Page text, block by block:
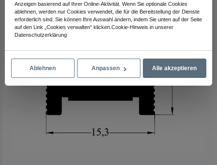
Anzeigen basierend auf Ihrer Online-Aktivität. Wenn Sie optionale Cookies
ablehnen, werden nur Cookies verwendet, die für die Bereitstellung der Dienste
erforderlich sind. Sie können Ihre Auswahl ändern, indem Sie unten auf der Seite
auf den Link „Cookies verwalten“ klicken.Cookie-Hinweis in unserer
Datenschutzerklärung
Ablehnen Anpassen Alle akzeptieren